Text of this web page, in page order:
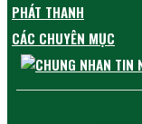
PHÁT THANH
CÁC CHUYÊN MỤC